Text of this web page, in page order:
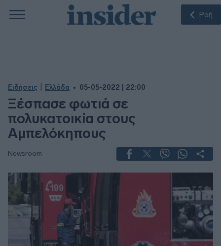
Ροή
Ειδήσεις Ελλάδα 05-05-2022 | 22:00
Ξέσπασε φωτιά σε
πολυκατοικία στους
Αμπελόκηπους
Newsroom